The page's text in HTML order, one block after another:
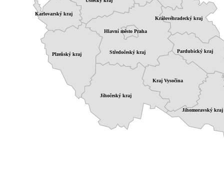
Jihočeský kraj
Středočeský kraj
Plzeňský kraj
Kraj Vysočina
Jihomoravský kraj
Pardubický kraj
Karlovarský kraj
Královéhradecký kraj
Hlavní město Praha